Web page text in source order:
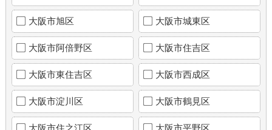
大阪市旭区 大阪市城東区
大阪市阿倍野区 大阪市住吉区
大阪市東住吉区 大阪市西成区
大阪市淀川区 大阪市鶴見区
大阪市住之江区 大阪市平野区